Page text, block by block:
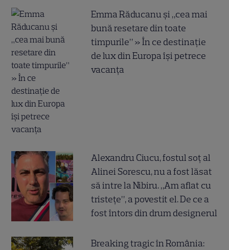
Emma Răducanu și „cea mai
bună resetare din toate
timpurile” » În ce destinație
de lux din Europa își petrece
vacanța
Alexandru Ciucu, fostul soț al
Alinei Sorescu, nu a fost lăsat
să intre la Nibiru. „Am aflat cu
tristețe”, a povestit el. De ce a
fost întors din drum designerul
Breaking tragic în România: